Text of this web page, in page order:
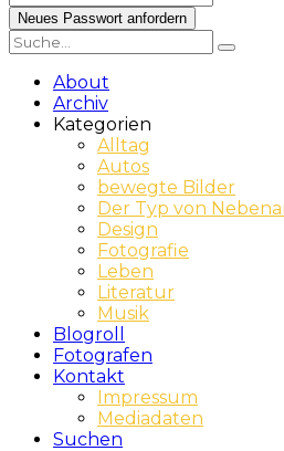
About
Archiv
Kategorien
Alltag
Autos
bewegte Bilder
Der Typ von
Design
Fotografie
Leben
Literatur
Musik
Blogroll
Fotografen
Kontakt
Impressum
Mediadaten
Suchen